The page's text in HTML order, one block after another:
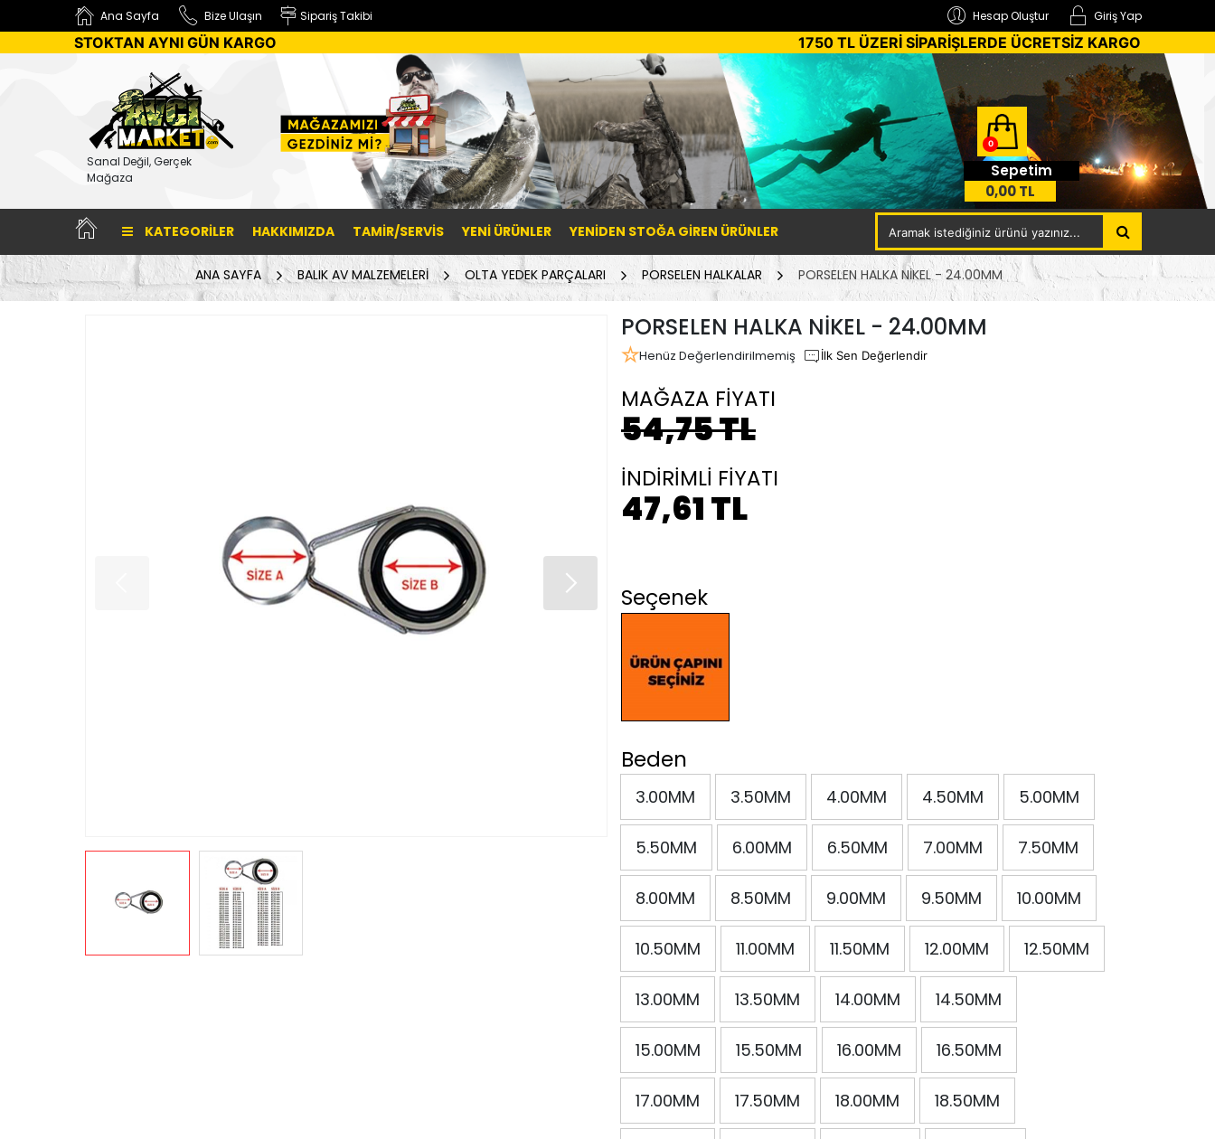
Ana Sayfa Bize Ulaşın Sipariş Takibi Giriş Yap
Hesap Oluştur
STOKTAN AYNI GÜN KARGO 1750 TL ÜZERİ SİPARİŞLERDE ÜCRETSİZ KARGO
Sanal Değil, Gerçek
Mağaza
0
Sepetim
0,00 TL
KATEGORILER HAKKIMIZDA TAMİR/SERVİS YENI ÜRÜNLER YENIDEN STOĞA GIREN ÜRÜNLER
ANA SAYFA BALIK AV MALZEMELERİ OLTA YEDEK PARÇALARI PORSELEN HALKALAR PORSELEN HALKA NİKEL - 24.00MM
PORSELEN HALKA NİKEL - 24.00MM
Henüz Değerlendirilmemiş İlk Sen Değerlendir
MAĞAZA FİYATI
54,75 TL
İNDİRİMLİ FİYATI
47,61 TL
Seçenek
Beden
3.00MM 3.50MM 4.00MM 4.50MM 5.00MM
5.50MM 6.00MM 6.50MM 7.00MM 7.50MM
8.00MM 8.50MM 9.00MM 9.50MM 10.00MM
10.50MM 11.00MM 11.50MM 12.00MM 12.50MM
13.00MM 13.50MM 14.00MM 14.50MM
15.00MM 15.50MM 16.00MM 16.50MM
17.00MM 17.50MM 18.00MM 18.50MM